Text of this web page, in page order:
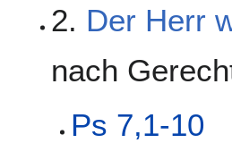
2. Der Herr
nach
Ps 7,1-10